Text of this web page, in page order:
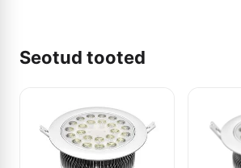
Seotud tooted